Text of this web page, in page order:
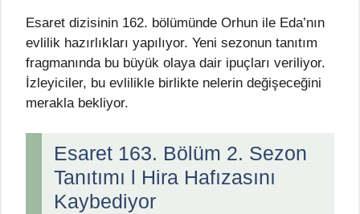
Esaret dizisinin 162. bölümünde Orhun ile Eda’nın
evlilik hazırlıkları yapılıyor. Yeni sezonun tanıtım
fragmanında bu büyük olaya dair ipuçları veriliyor.
İzleyiciler, bu evlilikle birlikte nelerin değişeceğini
merakla bekliyor.
Esaret 163. Bölüm 2. Sezon
Tanıtımı l Hira Hafızasını
Kaybediyor